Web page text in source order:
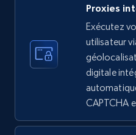
LinkedIn company
ID, Name, Country code,
Employees in linkedin,
Proxies
Exécutez
utilisateur
digitale
CAPTCHA